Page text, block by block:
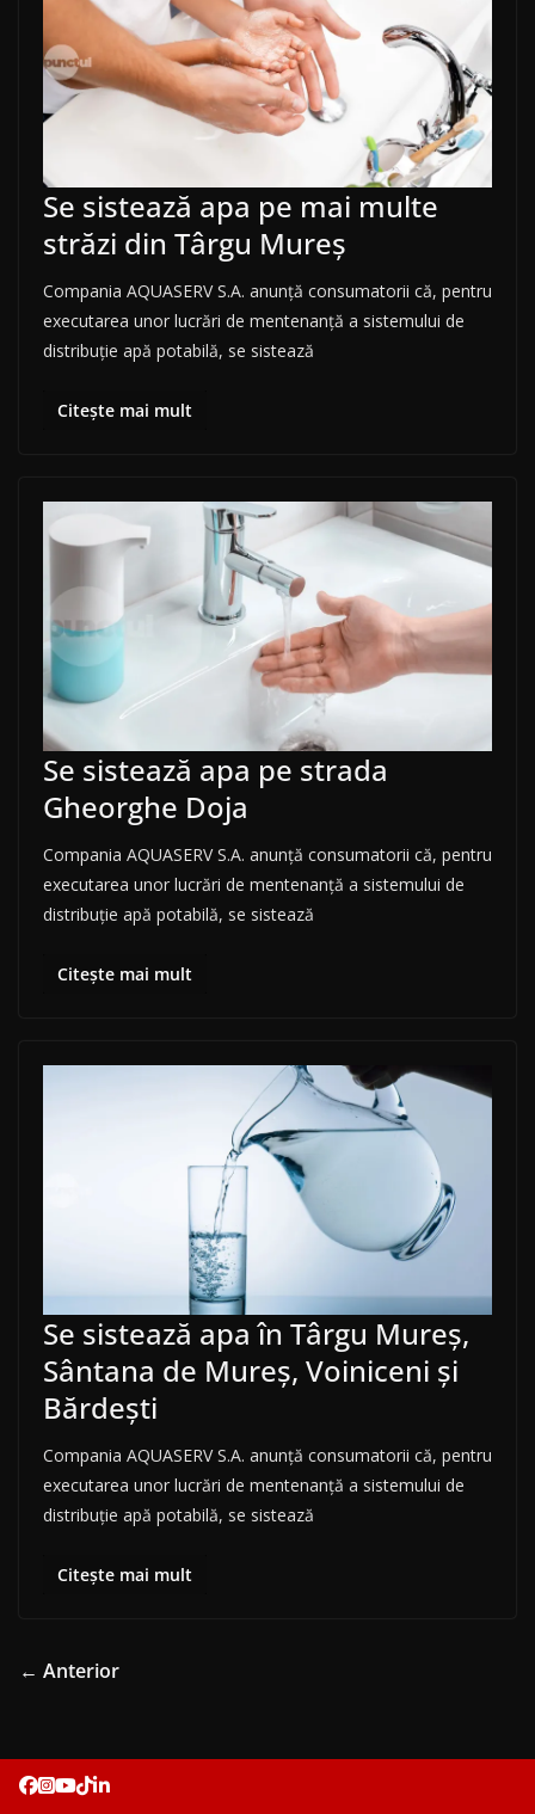
Se sistează apa pe mai multe
străzi din Târgu Mureș
Compania AQUASERV S.A. anunţă consumatorii că, pentru
executarea unor lucrări de mentenanță a sistemului de
distribuţie apă potabilă, se sistează
Citește mai mult
Se sistează apa pe strada
Gheorghe Doja
Compania AQUASERV S.A. anunţă consumatorii că, pentru
executarea unor lucrări de mentenanță a sistemului de
distribuţie apă potabilă, se sistează
Citește mai mult
Se sistează apa în Târgu Mureș,
Sântana de Mureș, Voiniceni și
Bărdești
Compania AQUASERV S.A. anunţă consumatorii că, pentru
executarea unor lucrări de mentenanță a sistemului de
distribuţie apă potabilă, se sistează
Citește mai mult
← Anterior